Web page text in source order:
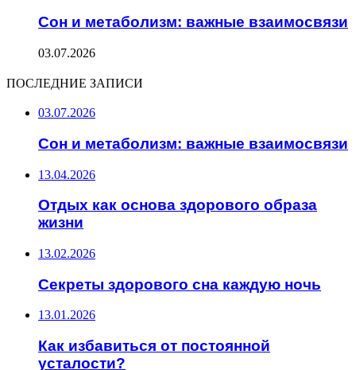
Сон и метаболизм: важные взаимосвязи
03.07.2026
ПОСЛЕДНИЕ ЗАПИСИ
03.07.2026
Сон и метаболизм: важные взаимосвязи
13.04.2026
Отдых как основа здорового образа
жизни
13.02.2026
Секреты здорового сна каждую ночь
13.01.2026
Как избавиться от постоянной
усталости?